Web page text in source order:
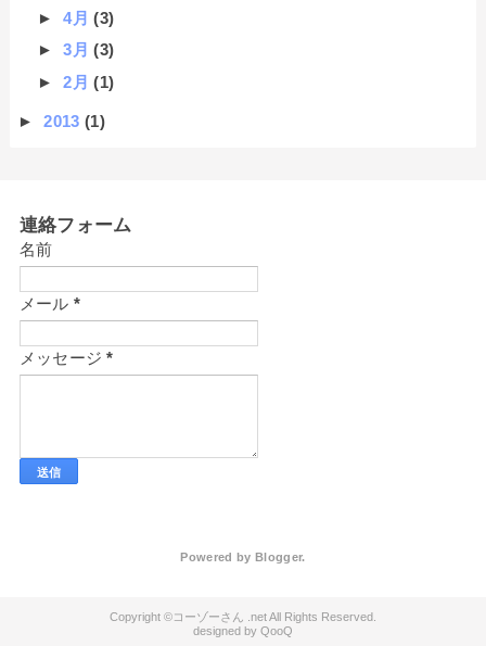
►4月(3)
►3月(3)
►2月(1)
►2013(1)
連絡フォーム
名前
メール *
メッセージ*
Powered by Blogger.
コーゾーさん .net
QooQ